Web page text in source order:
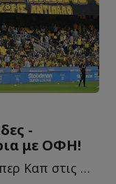
-
με ΟΦΗ!
Τρέλα για τον τελικό του Σούπερ Καπ στις τάξεις τ...